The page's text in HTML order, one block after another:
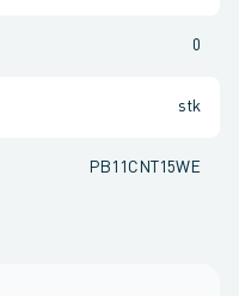
0
stk
PB11CNT15WE